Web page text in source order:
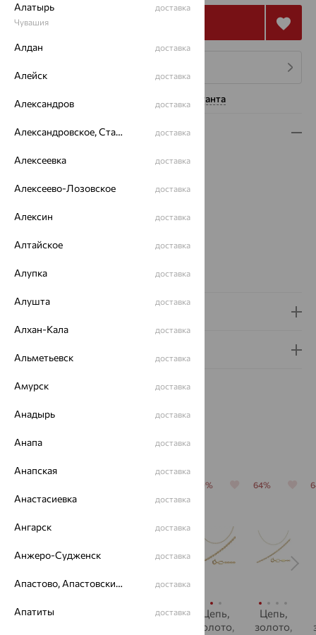
Нужна помощь консультанта
Описание
Вид изделия:
Плетение:якорное
Цвет металла:
Проба:
Бренд:Красцветмет
Похожие изделия
Цепь,
Цепь,
70%
Цепь,
золото,
64%
Цепь,
золото,
Алатырь
Чувашия
доставка
Алдан доставка
Алейск доставка
Александров доставка
Александровское, Ставропольский край доставка
Алексеевка доставка
Алексеево-Лозовское доставка
Алексин доставка
Алтайское доставка
Алупка доставка
Алушта доставка
Алхан-Кала доставка
Альметьевск доставка
Амурск доставка
Анадырь доставка
Анапа доставка
Анапская доставка
Анастасиевка доставка
Ангарск доставка
Анжеро-Судженск доставка
Апастово, Апастовский район доставка
Апатиты доставка